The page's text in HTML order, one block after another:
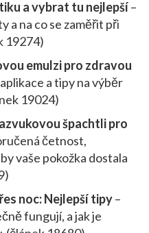
a vybrat tu nejlepší–
a na co se zaměřit při
19274)
emulzi pro zdravou
a tipy na výběr
19024)
špachtli pro
četnost,
vaše pokožka dostala
noc: Nejlepší tipy–
fungují, a jak je